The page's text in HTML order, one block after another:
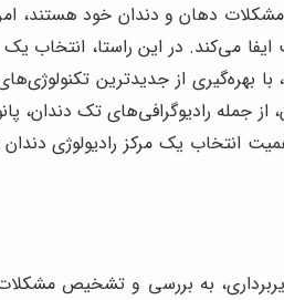
مشکلات دهان و دندان خود هستند،
می‌کند. در این راستا، انتخاب یک
بهره‌گیری از جدیدترین
انتخاب یک مرکز رادیولوژی دندان
به بررسی و تشخیص